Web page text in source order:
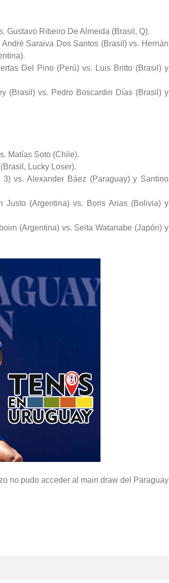
Gustavo Ribeiro De Almeida (Brasil, Q).
Saraiva Dos Santos (Brasil) vs. Hernán
Del Pino (Perú) vs. Luis Britto (Brasil) y
(Brasil) vs. Pedro Boscardin Días (Brasil) y
Matías Soto (Chile).
Lucky Loser).
vs. Alexander Báez (Paraguay) y Santino
Justo (Argentina) vs. Boris Arias (Bolivia) y
(Argentina) vs. Seita Watanabe (Japón) y
no pudo acceder al main draw del Paraguay